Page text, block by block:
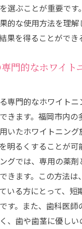
選ぶことが重要です
的な使用方法を理解
果を得ることができ
門的なホワイト
専門的なホワイト
きます。福岡市内の
いたホワイトニング
明るくすることが可
グでは、専用の薬
きます。この方法は
いる方にとって、短
す。また、歯科医師
、歯や歯茎に優しい